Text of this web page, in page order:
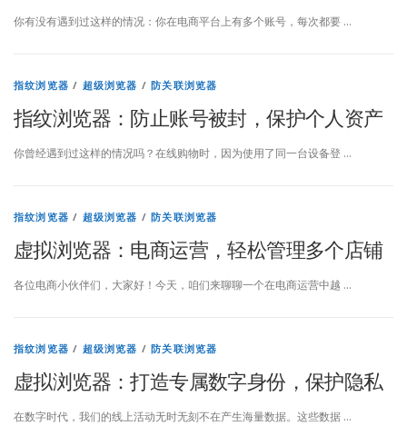
你有没有遇到过这样的情况：你在电商平台上有多个账号，每次都要 …
指纹浏览器 / 超级浏览器 /防关联浏览器
指纹浏览器：防止账号被封，保护个人资产
你曾经遇到过这样的情况吗？在线购物时，因为使用了同一台设备登 …
指纹浏览器 / 超级浏览器 /防关联浏览器
虚拟浏览器：电商运营，轻松管理多个店铺
各位电商小伙伴们，大家好！今天，咱们来聊聊一个在电商运营中越 …
指纹浏览器 / 超级浏览器 /防关联浏览器
虚拟浏览器：打造专属数字身份，保护隐私
在数字时代，我们的线上活动无时无刻不在产生海量数据。这些数据 …